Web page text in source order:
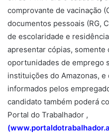
comprovante de vacinação
documentos pessoais (RG,
de escolaridade e
apresentar cópias,
oportunidades de emprego
instituições do Amazonas,
informados pelos
candidato também poderá
Portal do Trabalhador ,